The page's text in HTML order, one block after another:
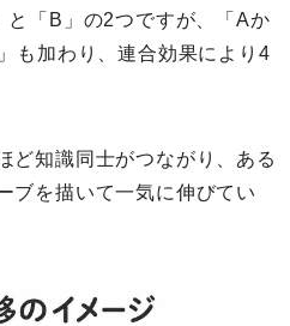
と「B」の2つですが、「Aか
も加わり、連合効果により4
ど知識同士がつながり、ある
ブを描いて一気に伸びてい